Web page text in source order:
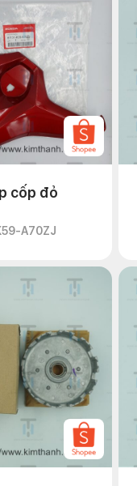
cốp đỏ
A70ZJ